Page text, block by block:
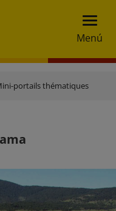
Menú
portails thématiques